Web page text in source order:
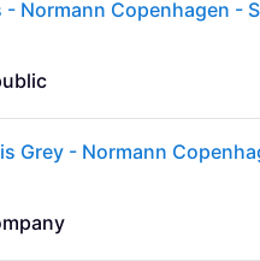
Grey - Normann